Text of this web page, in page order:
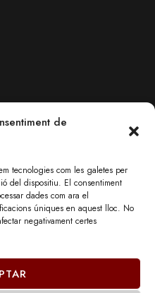
de
tecnologies com les galetes per
del dispositiu. El consentiment
dades com ara el
úniques en aquest lloc. No
negativament certes